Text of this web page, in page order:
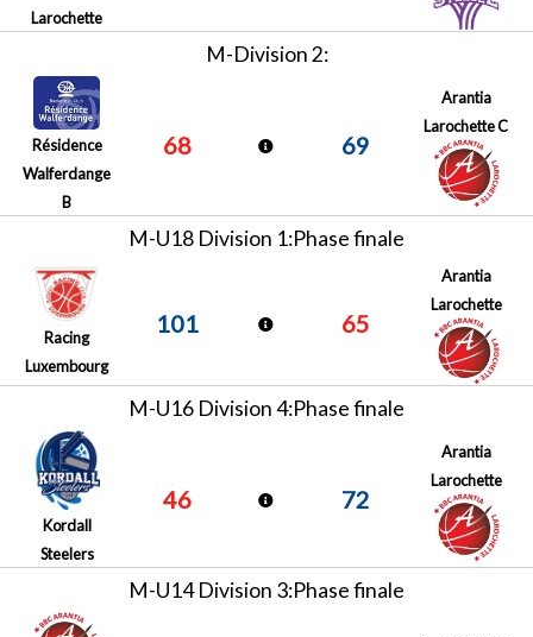
Larochette
M-Division 2:
Résidence
Walferdange
B
68 69
Arantia
Larochette C
M-U18 Division 1:Phase finale
Racing
Luxembourg
101 65
Arantia
Larochette
M-U16 Division 4:Phase finale
Kordall
Steelers
46 72
Arantia
Larochette
M-U14 Division 3:Phase finale